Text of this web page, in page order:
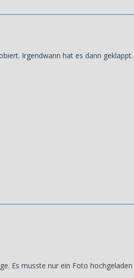
Irgendwann hat es dann geklappt.
Es musste nur ein Foto